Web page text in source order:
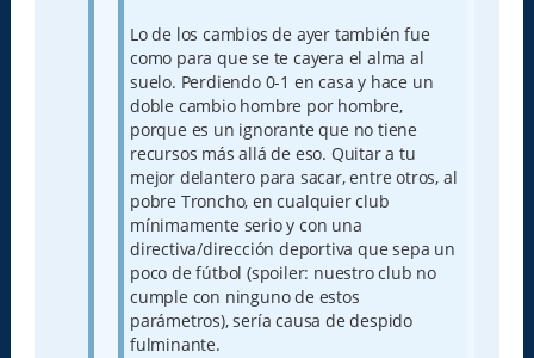
Lo de los cambios de ayer también fue
como para que se te cayera el alma al
suelo. Perdiendo 0-1 en casa y hace un
doble cambio hombre por hombre,
porque es un ignorante que no tiene
recursos más allá de eso. Quitar a tu
mejor delantero para sacar, entre otros, al
pobre Troncho, en cualquier club
mínimamente serio y con una
directiva/dirección deportiva que sepa un
poco de fútbol (spoiler: nuestro club no
cumple con ninguno de estos
parámetros), sería causa de despido
fulminante.